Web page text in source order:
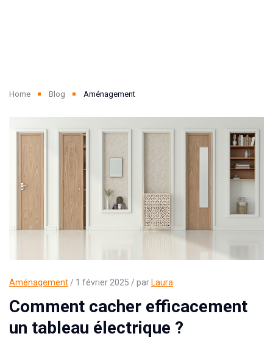
Home Blog Aménagement
Aménagement / 1 février 2025 / par Laura
Comment cacher efficacement
un tableau électrique ?